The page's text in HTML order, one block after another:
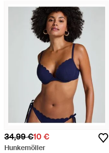
34,99 €10 €
Hunkemöller